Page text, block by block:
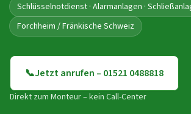
Schlüsselnotdienst · Alarmanlagen ·
Forchheim / Fränkische Schweiz
📞Jetzt anrufen – 01521 0488818
Direkt zum Monteur – kein Call-Center